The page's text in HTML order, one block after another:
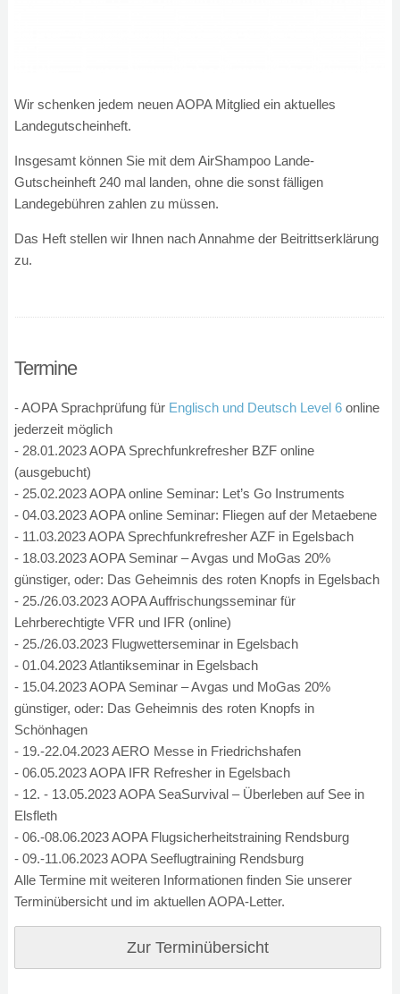
Wir schenken jedem neuen AOPA Mitglied ein aktuelles
Landegutscheinheft.
Insgesamt können Sie mit dem AirShampoo Lande-
Gutscheinheft 240 mal landen, ohne die sonst fälligen
Landegebühren zahlen zu müssen.
Das Heft stellen wir Ihnen nach Annahme der Beitrittserklärung
zu.
Termine
- AOPA Sprachprüfung für Englisch und Deutsch Level 6 online
jederzeit möglich
- 28.01.2023 AOPA Sprechfunkrefresher BZF online
(ausgebucht)
- 25.02.2023 AOPA online Seminar: Let’s Go Instruments
- 04.03.2023 AOPA online Seminar: Fliegen auf der Metaebene
- 11.03.2023 AOPA Sprechfunkrefresher AZF in Egelsbach
- 18.03.2023 AOPA Seminar – Avgas und MoGas 20%
günstiger, oder: Das Geheimnis des roten Knopfs in Egelsbach
- 25./26.03.2023 AOPA Auffrischungsseminar für
Lehrberechtigte VFR und IFR (online)
- 25./26.03.2023 Flugwetterseminar in Egelsbach
- 01.04.2023 Atlantikseminar in Egelsbach
- 15.04.2023 AOPA Seminar – Avgas und MoGas 20%
günstiger, oder: Das Geheimnis des roten Knopfs in
Schönhagen
- 19.-22.04.2023 AERO Messe in Friedrichshafen
- 06.05.2023 AOPA IFR Refresher in Egelsbach
- 12. - 13.05.2023 AOPA SeaSurvival – Überleben auf See in
Elsfleth
- 06.-08.06.2023 AOPA Flugsicherheitstraining Rendsburg
- 09.-11.06.2023 AOPA Seeflugtraining Rendsburg
Alle Termine mit weiteren Informationen finden Sie unserer
Terminübersicht und im aktuellen AOPA-Letter.
Zur Terminübersicht